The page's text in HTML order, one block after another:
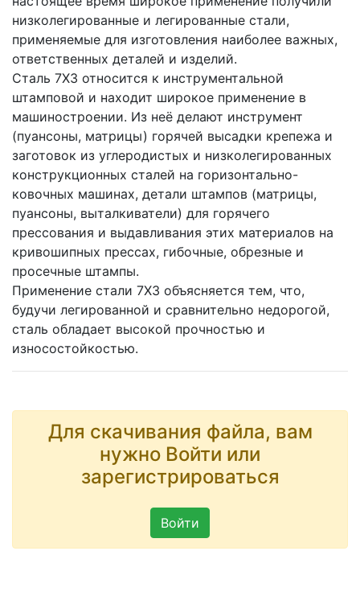
низколегированные и легированные стали,
применяемые для изготовления наиболее важных,
ответственных деталей и изделий.
Сталь 7ХЗ относится к инструментальной
штамповой и находит широкое применение в
машиностроении. Из неё делают инструмент
(пуансоны, матрицы) горячей высадки крепежа и
заготовок из углеродистых и низколегированных
конструкционных сталей на горизонтально-
ковочных машинах, детали штампов (матрицы,
пуансоны, выталкиватели) для горячего
прессования и выдавливания этих материалов на
кривошипных прессах, гибочные, обрезные и
просечные штампы.
Применение стали 7ХЗ объясняется тем, что,
будучи легированной и сравнительно недорогой,
сталь обладает высокой прочностью и
износостойкостью.
Для скачивания файла, вам
нужно Войти или
зарегистрироваться
Войти